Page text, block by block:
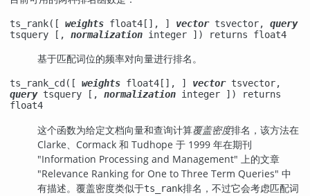
ts_rank([ weights float4[] , ] vector tsvector, query
tsquery [ , normalization integer ]) returns float4
基于匹配词位的频率对向量进行排名。
ts_rank_cd([ weights float4[] , ] vector tsvector,
query tsquery [ , normalization integer
]) returns
float4
这个函数为给定文档向量和查询计算覆盖密度排名，该方法在
Clarke、Cormack 和 Tudhope 于 1999 年在期刊
"Information Processing and Management" 上的文章
"Relevance Ranking for One to Three Term Queries" 中
有描述。覆盖密度类似于ts_rank排名，不过它会考虑匹配词